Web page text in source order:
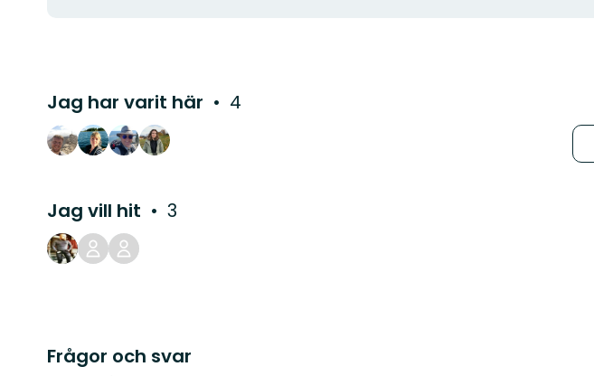
Jag har varit här 4
Jag vill hit 3
Frågor och svar